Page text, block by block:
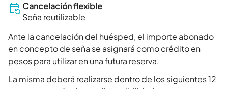
Cancelación flexible
Seña reutilizable
Ante la cancelación del huésped, el importe abonado
en concepto de seña se asignará como crédito en
pesos para utilizar en una futura reserva.
La misma deberá realizarse dentro de los siguientes 12